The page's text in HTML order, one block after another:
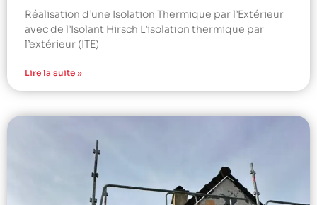
Réalisation d’une Isolation Thermique par l’Extérieur
avec de l’Isolant Hirsch L’isolation thermique par
l’extérieur (ITE)
Lire la suite »